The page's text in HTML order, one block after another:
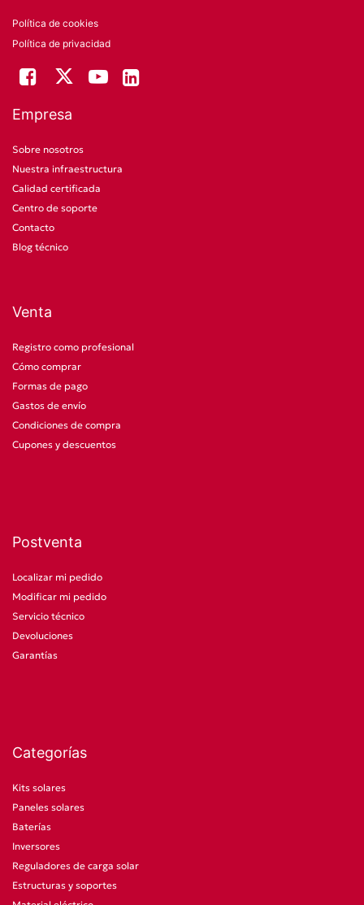
Política de cookies
Política de privacidad
Empresa
Sobre nosotros
Nuestra infraestructura
Calidad certificada
Centro de soporte
Contacto
Blog técnico
Venta
Registro como profesional
Cómo comprar
Formas de pago
Gastos de envío
Condiciones de compra
Cupones y descuentos
Postventa
Localizar mi pedido
Modificar mi pedido
Servicio técnico
Devoluciones
Garantías
Categorías
Kits solares
Paneles solares
Baterías
Inversores
Reguladores de carga solar
Estructuras y soportes